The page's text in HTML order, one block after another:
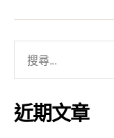
關
鍵
字:
近期文章